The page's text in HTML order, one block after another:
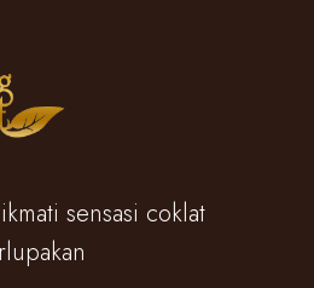
sensasi coklat